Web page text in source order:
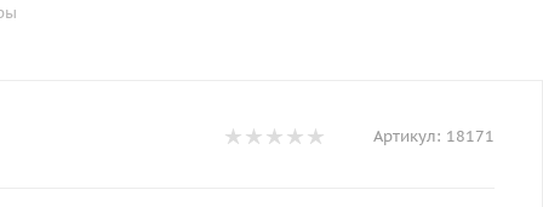
Артикул: 18171